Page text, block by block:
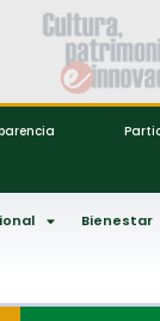
Bienestar